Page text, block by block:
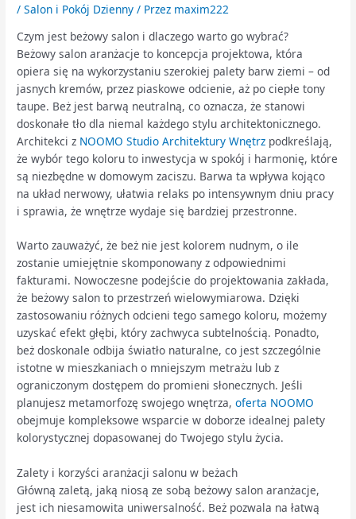
/Salon i Pokój Dzienny / Przez maxim222
Czym jest beżowy salon i dlaczego warto go wybrać?
Beżowy salon aranżacje to koncepcja projektowa, która
opiera się na wykorzystaniu szerokiej palety barw ziemi – od
jasnych kremów, przez piaskowe odcienie, aż po ciepłe tony
taupe. Beż jest barwą neutralną, co oznacza, że stanowi
doskonałe tło dla niemal każdego stylu architektonicznego.
Architekci z NOOMO Studio Architektury Wnętrz podkreślają,
że wybór tego koloru to inwestycja w spokój i harmonię, które
są niezbędne w domowym zaciszu. Barwa ta wpływa kojąco
na układ nerwowy, ułatwia relaks po intensywnym dniu pracy
i sprawia, że wnętrze wydaje się bardziej przestronne.
Warto zauważyć, że beż nie jest kolorem nudnym, o ile
zostanie umiejętnie skomponowany z odpowiednimi
fakturami. Nowoczesne podejście do projektowania zakłada,
że beżowy salon to przestrzeń wielowymiarowa. Dzięki
zastosowaniu różnych odcieni tego samego koloru, możemy
uzyskać efekt głębi, który zachwyca subtelnością. Ponadto,
beż doskonale odbija światło naturalne, co jest szczególnie
istotne w mieszkaniach o mniejszym metrażu lub z
ograniczonym dostępem do promieni słonecznych. Jeśli
planujesz metamorfozę swojego wnętrza,oferta NOOMO
obejmuje kompleksowe wsparcie w doborze idealnej palety
kolorystycznej dopasowanej do Twojego stylu życia.
Zalety i korzyści aranżacji salonu w beżach
Główną zaletą, jaką niosą ze sobą beżowy salon aranżacje,
jest ich niesamowita uniwersalność. Beż pozwala na łatwą